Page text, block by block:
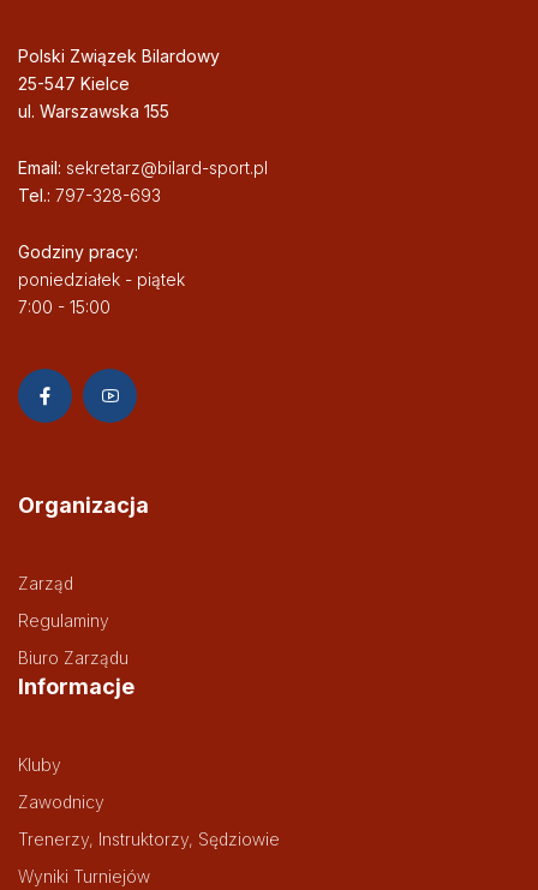
Polski Związek Bilardowy
25-547 Kielce
ul. Warszawska 155
Email: sekretarz@bilard-sport.pl
Tel.: 797-328-693
Godziny pracy:
poniedziałek - piątek
7:00 - 15:00
Organizacja
Zarząd
Regulaminy
Biuro Zarządu
Informacje
Kluby
Zawodnicy
Trenerzy, Instruktorzy, Sędziowie
Wyniki Turniejów